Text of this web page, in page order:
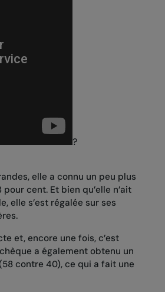
?
elle a connu un peu plus
cent. Et bien qu’elle n’ait
elle s’est régalée sur ses
et, encore une fois, c’est
a également obtenu un
contre 40), ce qui a fait une